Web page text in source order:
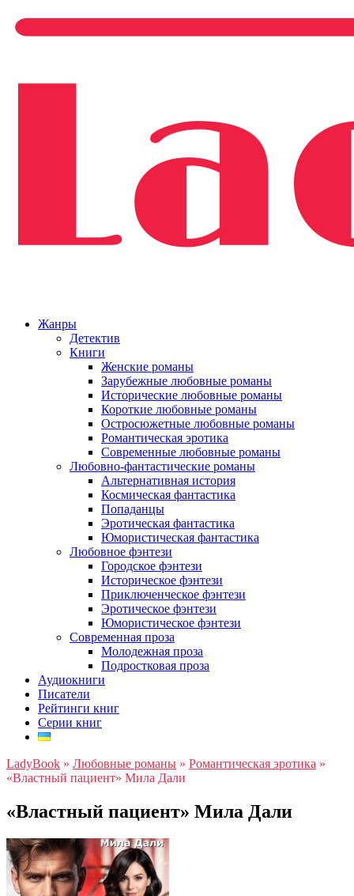
Жанры
Детектив
Книги
Женские романы
Зарубежные любовные романы
Исторические любовные романы
Короткие любовные романы
Остросюжетные любовные романы
Романтическая эротика
Современные любовные романы
Любовно-фантастические романы
Альтернативная история
Космическая фантастика
Попаданцы
Эротическая фантастика
Юмористическая фантастика
Любовное фэнтези
Городское фэнтези
Историческое фэнтези
Приключенческое фэнтези
Эротическое фэнтези
Юмористическое фэнтези
Современная проза
Молодежная проза
Подростковая проза
Аудиокниги
Писатели
Рейтинги книг
Серии книг
LadyBook » Любовные романы » Романтическая эротика »
«Властный пациент» Мила Дали
«Властный пациент» Мила Дали